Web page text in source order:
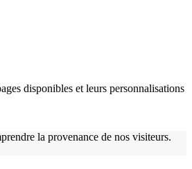
disponibles et leurs personnalisations
la provenance de nos visiteurs.